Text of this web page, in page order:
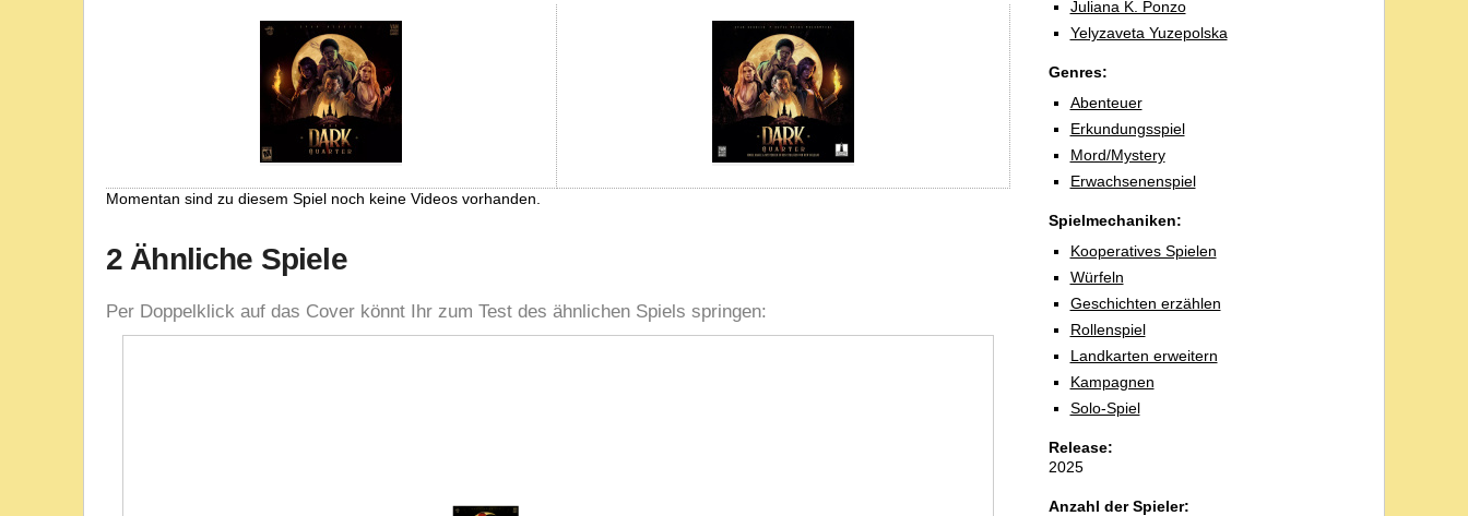
Juliana K. Ponzo
Yelyzaveta Yuzepolska
Genres:
Abenteuer
Erkundungsspiel
Mord/Mystery
Erwachsenenspiel
Spielmechaniken:
Kooperatives Spielen
Würfeln
Geschichten erzählen
Rollenspiel
Landkarten erweitern
Kampagnen
Solo-Spiel
Release:
2025
Anzahl der Spieler:
Momentan sind zu diesem Spiel noch keine Videos vorhanden.
2 Ähnliche Spiele
Per Doppelklick auf das Cover könnt Ihr zum Test des ähnlichen Spiels springen: